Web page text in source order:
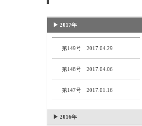
▶︎ 2017年
第149号 2017.04.29
第148号 2017.04.06
第147号 2017.01.16
▶ 2016年